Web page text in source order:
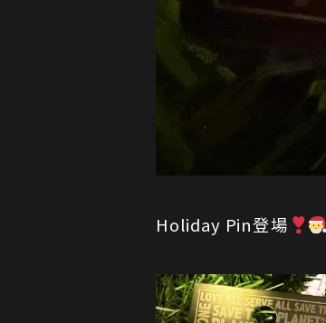
Holiday Pin登場